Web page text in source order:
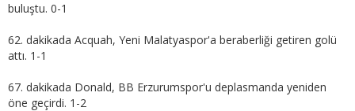
buluştu. 0-1
62. dakikada Acquah, Yeni Malatyaspor'a beraberliği getiren golü
attı. 1-1
67. dakikada Donald, BB Erzurumspor'u deplasmanda yeniden
öne geçirdi. 1-2